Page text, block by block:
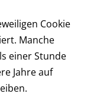
Cookie
Manche
einer Stunde
Jahre auf